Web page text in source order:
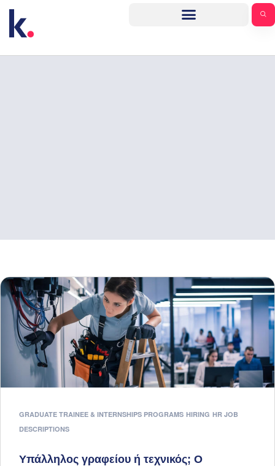
GRADUATE TRAINEE & INTERNSHIPS PROGRAMS HIRING HR JOB
DESCRIPTIONS
Υπάλληλος γραφείου ή τεχνικός; Ο